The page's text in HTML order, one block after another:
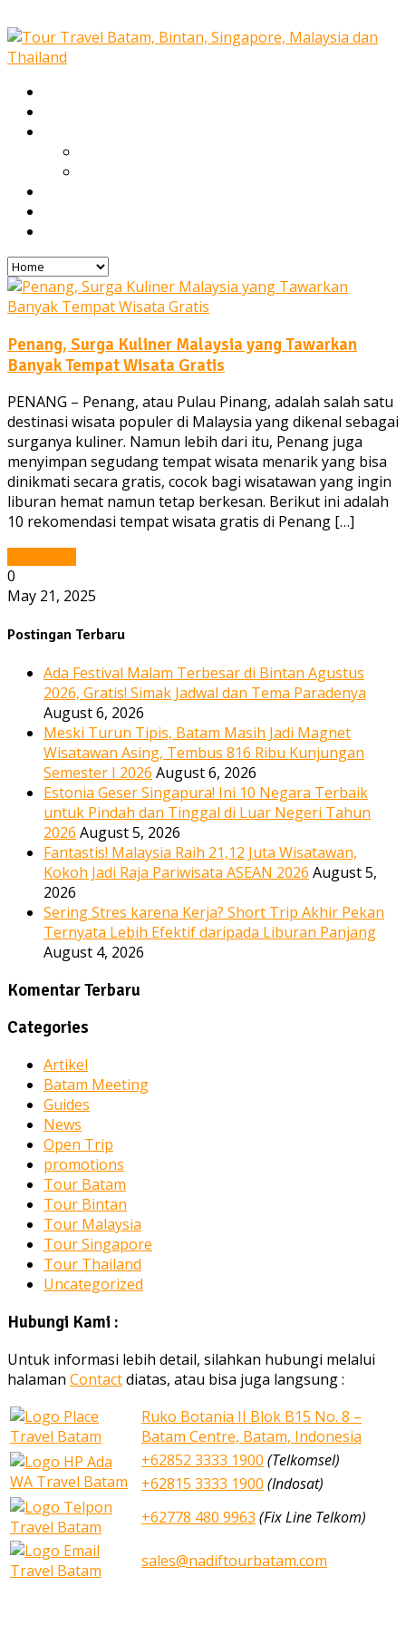
Penang, Surga Kuliner Malaysia yang Tawarkan
Banyak Tempat Wisata Gratis
PENANG – Penang, atau Pulau Pinang, adalah salah satu
destinasi wisata populer di Malaysia yang dikenal sebagai
surganya kuliner. Namun lebih dari itu, Penang juga
menyimpan segudang tempat wisata menarik yang bisa
dinikmati secara gratis, cocok bagi wisatawan yang ingin
liburan hemat namun tetap berkesan. Berikut ini adalah
10 rekomendasi tempat wisata gratis di Penang […]
0
May 21, 2025
Postingan Terbaru
Ada Festival Malam Terbesar di Bintan Agustus
2026, Gratis! Simak Jadwal dan Tema Paradenya
August 6, 2026
Meski Turun Tipis, Batam Masih Jadi Magnet
Wisatawan Asing, Tembus 816 Ribu Kunjungan
Semester I 2026 August 6, 2026
Estonia Geser Singapura! Ini 10 Negara Terbaik
untuk Pindah dan Tinggal di Luar Negeri Tahun
2026 August 5, 2026
Fantastis! Malaysia Raih 21,12 Juta Wisatawan,
Kokoh Jadi Raja Pariwisata ASEAN 2026 August 5,
2026
Sering Stres karena Kerja? Short Trip Akhir Pekan
Ternyata Lebih Efektif daripada Liburan Panjang
August 4, 2026
Komentar Terbaru
Categories
Artikel
Batam Meeting
Guides
News
Open Trip
promotions
Tour Batam
Tour Bintan
Tour Malaysia
Tour Singapore
Tour Thailand
Uncategorized
Hubungi Kami :
Untuk informasi lebih detail, silahkan hubungi melalui
halaman Contactdiatas, atau bisa juga langsung :
Ruko Botania II Blok B15 No. 8 –
Batam Centre, Batam, Indonesia
+62852 3333 1900 (Telkomsel)
+62815 3333 1900 (Indosat)
+62778 480 9963 (Fix Line Telkom)
sales@nadiftourbatam.com